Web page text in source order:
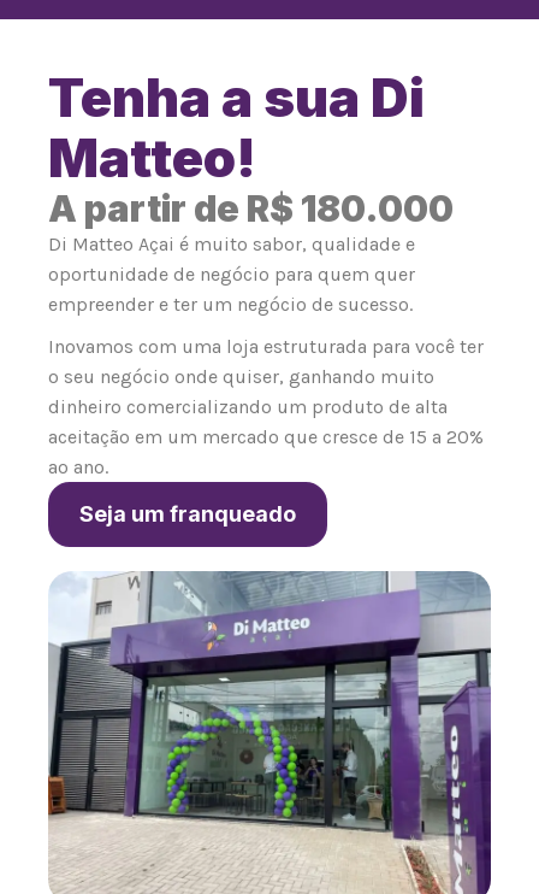
Tenha a sua Di
Matteo!
A partir de R$ 180.000
Di Matteo Açai é muito sabor, qualidade e
oportunidade de negócio para quem quer
empreender e ter um negócio de sucesso.
Inovamos com uma loja estruturada para você ter
o seu negócio onde quiser, ganhando muito
dinheiro comercializando um produto de alta
aceitação em um mercado que cresce de 15 a 20%
ao ano.
Seja um franqueado